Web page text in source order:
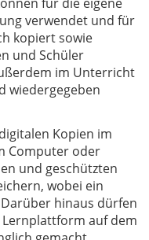
verwendet und für
kopiert sowie
und Schüler
im Unterricht
wiedergegeben
Kopien im
Computer oder
und geschützten
wobei ein
hinaus dürfen
auf dem